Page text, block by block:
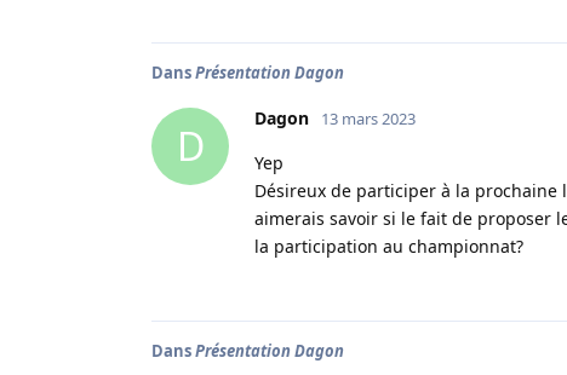
DansPrésentation Dagon
D
Dagon 13 mars 2023
Yep
Désireux de participer à la
aimerais savoir si le fait de proposer
la participation au championnat?
DansPrésentation Dagon